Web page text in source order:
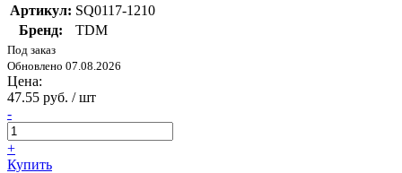
Артикул: SQ0117-1210
Бренд:
TDM
Под заказ
Обновлено 07.08.2026
Цена:
47.55 руб. / шт
-
+
Купить